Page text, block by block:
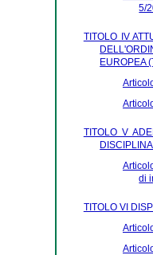
5/
TITOLO IV
EUROPEA
TITOLO V
di
TITOLO VI